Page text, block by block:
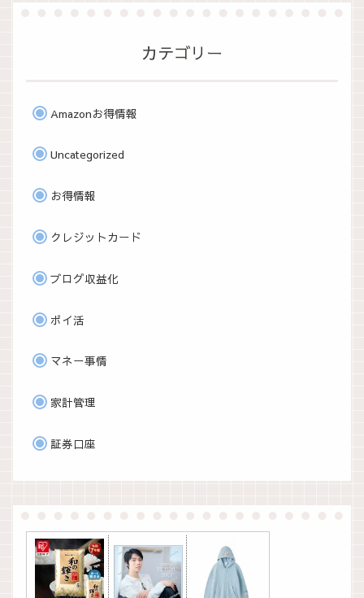
カテゴリー
Amazonお得情報
Uncategorized
お得情報
クレジットカード
ブログ収益化
ポイ活
マネー事情
家計管理
証券口座